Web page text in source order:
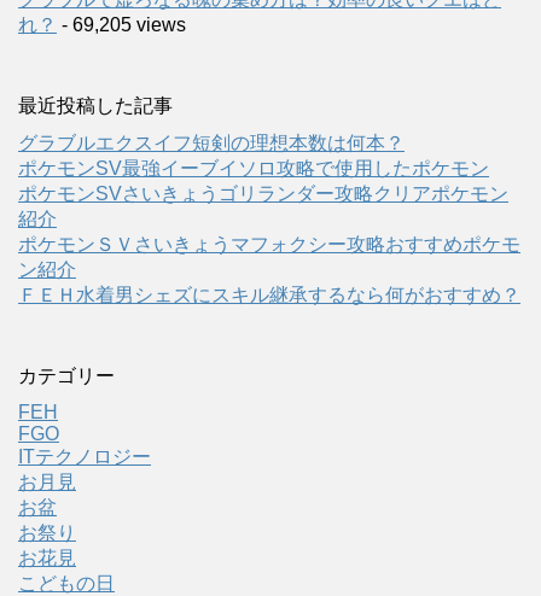
れ？ - 69,205 views
最近投稿した記事
グラブルエクスイフ短剣の理想本数は何本？
ポケモンSV最強イーブイソロ攻略で使用したポケモン
ポケモンSVさいきょうゴリランダー攻略クリアポケモン
紹介
ポケモンＳＶさいきょうマフォクシー攻略おすすめポケモ
ン紹介
ＦＥＨ水着男シェズにスキル継承するなら何がおすすめ？
カテゴリー
FEH
FGO
ITテクノロジー
お月見
お盆
お祭り
お花見
こどもの日